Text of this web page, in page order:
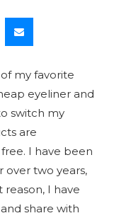
my favorite
eyeliner and
switch my
are
I have been
over two years,
I have
share with